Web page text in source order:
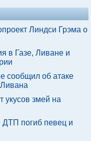
Линдси Грэма о
в Газе, Ливане и
сообщил об атаке
укусов змей на
ДТП погиб певец и